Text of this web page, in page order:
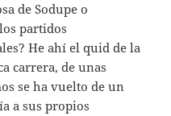
de Sodupe o
partidos
He ahí el quid de la
carrera, de unas
se ha vuelto de un
a sus propios